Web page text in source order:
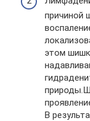
причиной
этом
В